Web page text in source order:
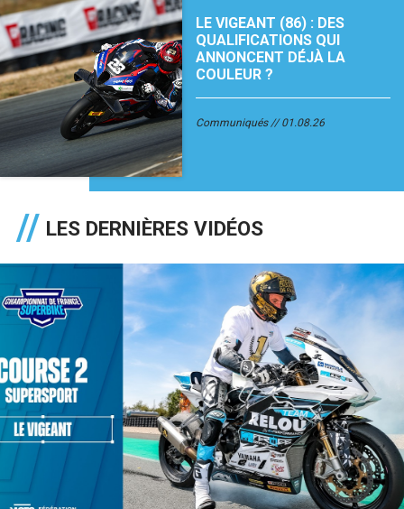
LE VIGEANT (86) : DES
QUALIFICATIONS QUI
ANNONCENT DÉJÀ LA
COULEUR ?
Communiqués 01.08.26
LES DERNIÈRES VIDÉOS